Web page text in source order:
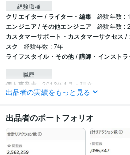
経験職種
クリエイター / ライター・編集 経験年数 :
エンジニア / その他エンジニア 経験年数 :
カスタマーサポート・カスタマーサクセス
スク
経験年数 : 7年
ライフスタイル・その他 / 講師・インスト
職歴
個人事業主 2013年4月 ~ 現在
Girls' civilization の台詞修正・一部執筆
はクレジットして頂きましたので
ライター部門サービスランキング1位獲得
資格・検定
出品者の実績をもっと見る
出品者のポートフォリオ